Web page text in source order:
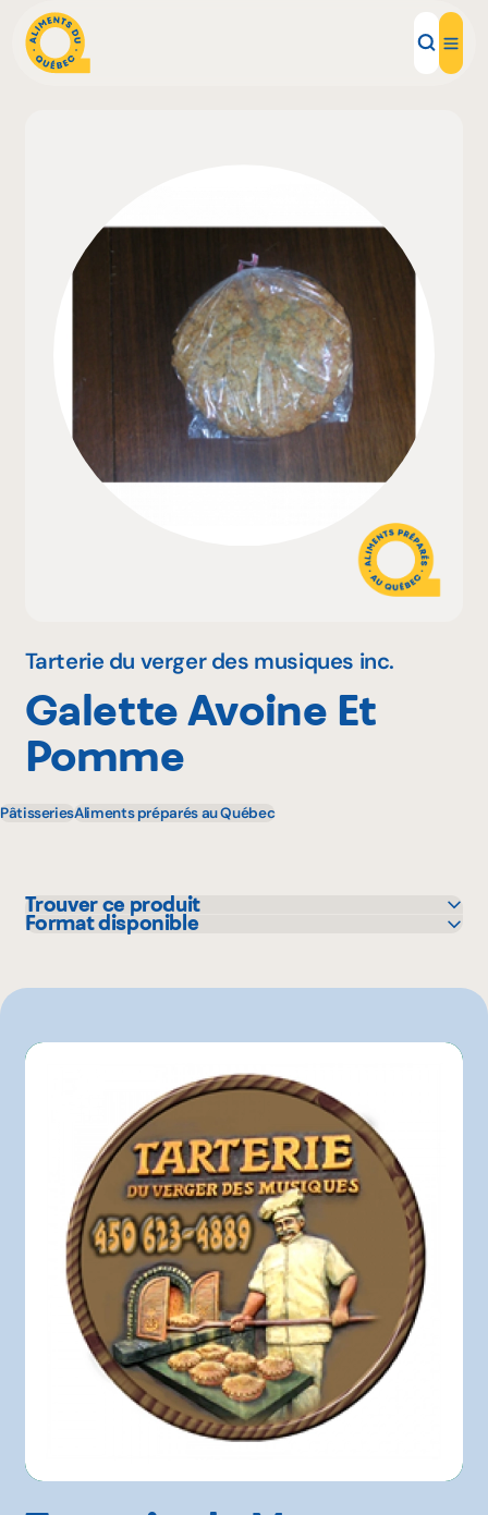
Recettes
Inspirations d'ici
Restaurants
Institutions
À propos
Tarterie du verger des musiques inc.
Galette Avoine Et
Pomme
PâtisseriesAliments préparés au Québec
Trouver ce produit
IGA
Pasquier
Format disponible